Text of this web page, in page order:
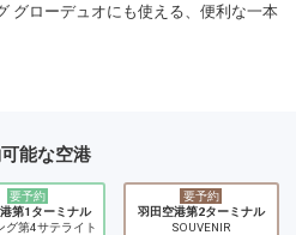
グローデュオにも使える、便利な一本
能な空港
要予約
第1ターミナル
グ第4サテライト
要予約
羽田空港第2ターミナル
SOUVENIR